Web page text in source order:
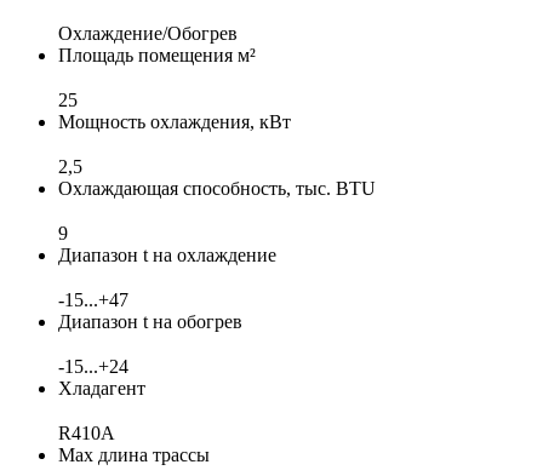
Охлаждение/Обогрев
Площадь помещения м²
25
Мощность охлаждения, кВт
2,5
Охлаждающая способность, тыс. BTU
9
Диапазон t на охлаждение
-15...+47
Диапазон t на обогрев
-15...+24
Хладагент
R410A
Max длина трассы